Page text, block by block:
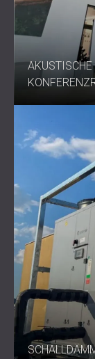
AKUSTISCHE